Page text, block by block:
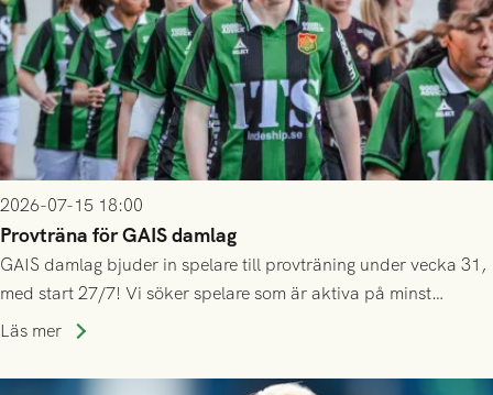
2026-07-15 18:00
Provträna för GAIS damlag
GAIS damlag bjuder in spelare till provträning under vecka 31,
med start 27/7! Vi söker spelare som är aktiva på minst
division 3-nivå.
Läs mer